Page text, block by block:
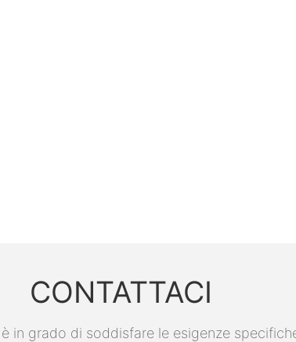
CONTATTACI
in grado di soddisfare le esigenze